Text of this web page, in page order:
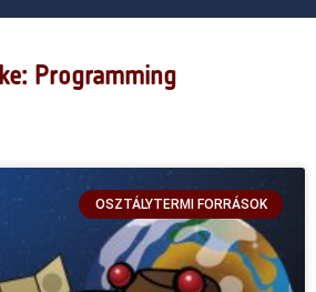
Programming
OSZTÁLYTERMI FORRÁSOK